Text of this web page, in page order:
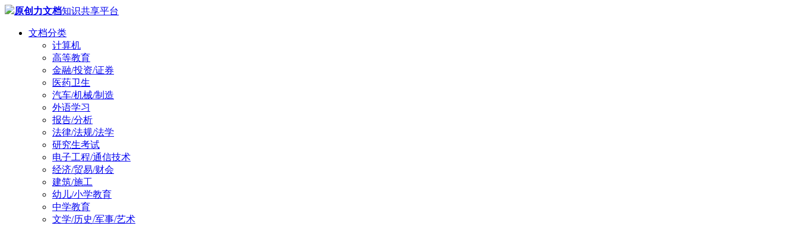
原创力文档知识共享平台
文档分类
计算机
高等教育
金融/投资/证券
医药卫生
汽车/机械/制造
外语学习
报告/分析
法律/法规/法学
研究生考试
电子工程/通信技术
经济/贸易/财会
建筑/施工
幼儿/小学教育
中学教育
文学/历史/军事/艺术